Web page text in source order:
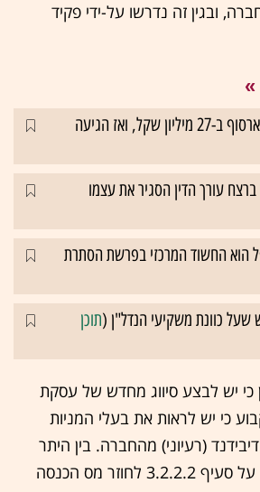
ובגין זה נדרשו על-ידי פקיד
המיליארדר מכר וילה בארסוף ב-27 מיליון שקל, ואז הגיעה
עורך הדין הסגיר את עצמו
הוא החשוד המרכזי בפרשת הסתרת
שעל כוונת משקיעי הנדל"ן (תוכן
כי יש לבצע סיווג מחדש של עסקת
כי יש לראות את בעלי המניות
(רעיוני) מהחברה. בין היתר
הסתמך פקיד השומה על סעיף 3.2.2.2 לחוזר מס הכנסה